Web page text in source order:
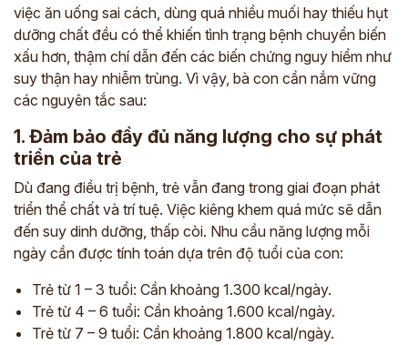
việc ăn uống sai cách, dùng quá nhiều muối hay thiếu hụt
dưỡng chất đều có thể khiến tình trạng bệnh chuyển biến
xấu hơn, thậm chí dẫn đến các biến chứng nguy hiểm như
suy thận hay nhiễm trùng. Vì vậy, bà con cần nắm vững
các nguyên tắc sau:
1. Đảm bảo đầy đủ năng lượng cho sự phát
triển của trẻ
Dù đang điều trị bệnh, trẻ vẫn đang trong giai đoạn phát
triển thể chất và trí tuệ. Việc kiêng khem quá mức sẽ dẫn
đến suy dinh dưỡng, thấp còi. Nhu cầu năng lượng mỗi
ngày cần được tính toán dựa trên độ tuổi của con:
Trẻ từ 1 – 3 tuổi: Cần khoảng 1.300 kcal/ngày.
Trẻ từ 4 – 6 tuổi: Cần khoảng 1.600 kcal/ngày.
Trẻ từ 7 – 9 tuổi: Cần khoảng 1.800 kcal/ngày.